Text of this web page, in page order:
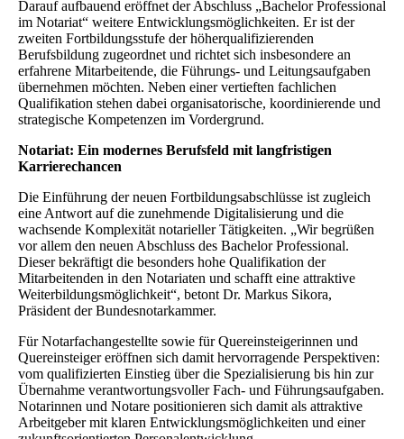
Darauf aufbauend eröffnet der Abschluss „Bachelor Professional
im Notariat“ weitere Entwicklungsmöglichkeiten. Er ist der
zweiten Fortbildungsstufe der höherqualifizierenden
Berufsbildung zugeordnet und richtet sich insbesondere an
erfahrene Mitarbeitende, die Führungs- und Leitungsaufgaben
übernehmen möchten. Neben einer vertieften fachlichen
Qualifikation stehen dabei organisatorische, koordinierende und
strategische Kompetenzen im Vordergrund.
Notariat: Ein modernes Berufsfeld mit langfristigen
Karrierechancen
Die Einführung der neuen Fortbildungsabschlüsse ist zugleich
eine Antwort auf die zunehmende Digitalisierung und die
wachsende Komplexität notarieller Tätigkeiten. „Wir begrüßen
vor allem den neuen Abschluss des Bachelor Professional.
Dieser bekräftigt die besonders hohe Qualifikation der
Mitarbeitenden in den Notariaten und schafft eine attraktive
Weiterbildungsmöglichkeit“, betont Dr. Markus Sikora,
Präsident der Bundesnotarkammer.
Für Notarfachangestellte sowie für Quereinsteigerinnen und
Quereinsteiger eröffnen sich damit hervorragende Perspektiven:
vom qualifizierten Einstieg über die Spezialisierung bis hin zur
Übernahme verantwortungsvoller Fach- und Führungsaufgaben.
Notarinnen und Notare positionieren sich damit als attraktive
Arbeitgeber mit klaren Entwicklungsmöglichkeiten und einer